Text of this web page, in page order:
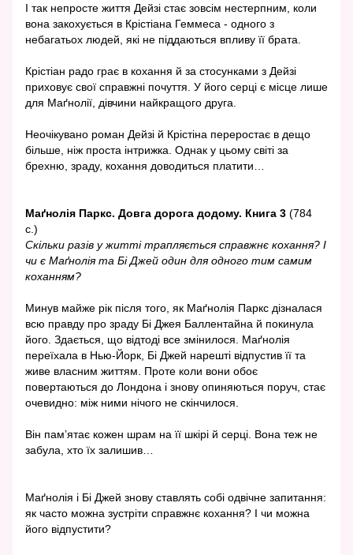
І так непросте життя Дейзі стає зовсім нестерпним, коли
вона закохується в Крістіана Геммеса - одного з
небагатьох людей, які не піддаються впливу її брата.
Крістіан радо грає в кохання й за стосунками з Дейзі
приховує свої справжні почуття. У його серці є місце лише
для Маґнолії, дівчини найкращого друга.
Неочікувано роман Дейзі й Крістіна переростає в дещо
більше, ніж проста інтрижка. Однак у цьому світі за
брехню, зраду, кохання доводиться платити…
Маґнолія Паркс. Довга дорога додому. Книга 3 (784
с.)
Скільки разів у житті трапляється справжнє кохання? І
чи є Маґнолія та Бі Джей один для одного тим самим
коханням?
Минув майже рік після того, як Маґнолія Паркс дізналася
всю правду про зраду Бі Джея Баллентайна й покинула
його. Здається, що відтоді все змінилося. Маґнолія
переїхала в Нью-Йорк, Бі Джей нарешті відпустив її та
живе власним життям. Проте коли вони обоє
повертаються до Лондона і знову опиняються поруч, стає
очевидно: між ними нічого не скінчилося.
Він пам’ятає кожен шрам на її шкірі й серці. Вона теж не
забула, хто їх залишив…
Маґнолія і Бі Джей знову ставлять собі одвічне запитання:
як часто можна зустріти справжнє кохання? І чи можна
його відпустити?